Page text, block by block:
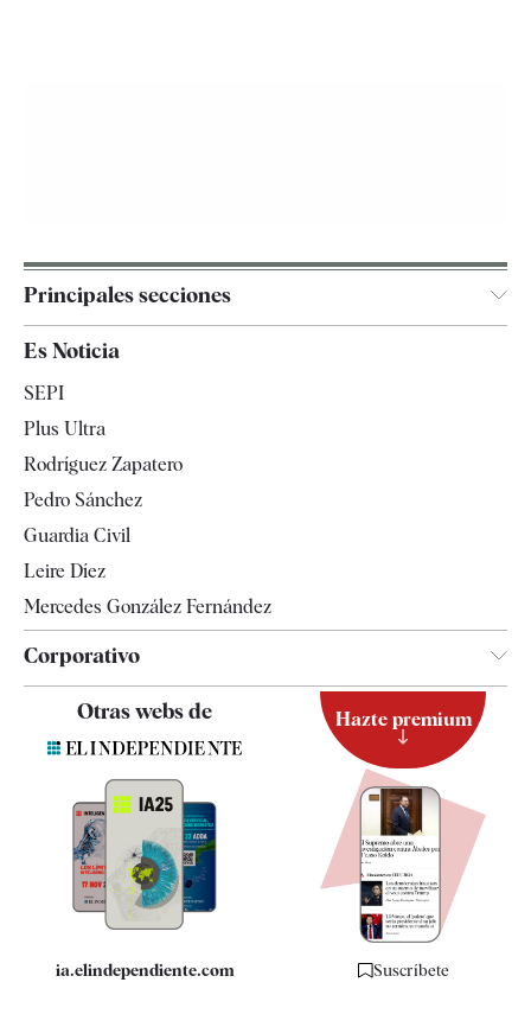
Principales secciones
España
Televisión
Es Noticia
SEPI
Plus Ultra
Rodríguez Zapatero
Pedro Sánchez
Guardia Civil
Leire Díez
Mercedes González Fernández
Corporativo
Contacto
Quiénes somos
Especificaciones
Otras webs de
ia.elindependiente.com
Hazte premium
Suscríbete